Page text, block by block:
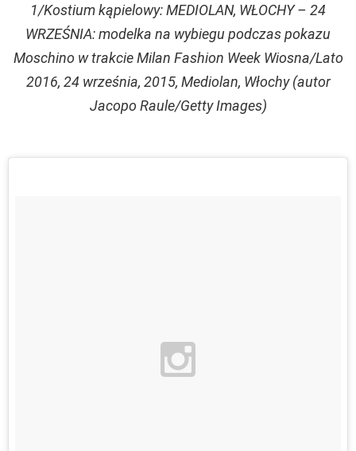
1/Kostium kąpielowy: MEDIOLAN, WŁOCHY – 24
WRZEŚNIA: modelka na wybiegu podczas pokazu
Moschino w trakcie Milan Fashion Week Wiosna/Lato
2016, 24 września, 2015, Mediolan, Włochy (autor
Jacopo Raule/Getty Images)